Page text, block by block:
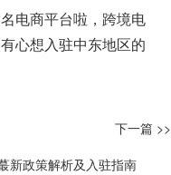
电商平台啦，跨境电
心想入驻中东地区的
下一篇 >>
新政策解析及入驻指南